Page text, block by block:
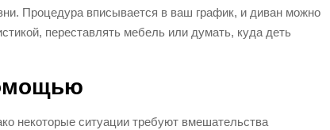
Процедура вписывается в ваш график, и диван можно
переставлять мебель или думать, куда деть
некоторые ситуации требуют вмешательства